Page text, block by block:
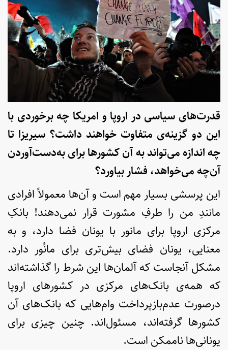
قدرت‌های سیاسی در اروپا و امریکا چه برخوردی با
این دو گزینه‌ی متفاوت خواهند داشت؟ سیریزا تا
چه اندازه می‌تواند به آن کشورها برای به‌دست‌آوردن
آن‌چه می‌خواهد، فشار بیاورد؟
این پرسشی بسیار مهم است و آن‌ها معمولاً افرادی
مانندِ من را طرفِ مشورت قرار نمی‌دهند! بانکِ
مرکزی اروپا برای مانور با یونان فضا دارد، و به
معنایی، یونان فضای بیش‌تری برای مانُور دارد.
مشکل آنجاست که آلمان‌‌ها این شرط را گذاشته‌اند
که همه‌ی بانک‌های مرکزی در کشورهای اروپا
درصورت عدم‌بازپرداخت وام‌هایی که بانک‌های آن
کشورها گرفته‌اند، مسئول‌اند. چنین چیزی برای
یونانی‌ها ناممکن است.